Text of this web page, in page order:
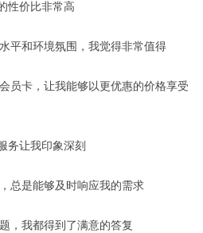
性价比非常高
平和环境氛围，我觉得非常值得
员卡，让我能够以更优惠的价格享受
务让我印象深刻
总是能够及时响应我的需求
，我都得到了满意的答复